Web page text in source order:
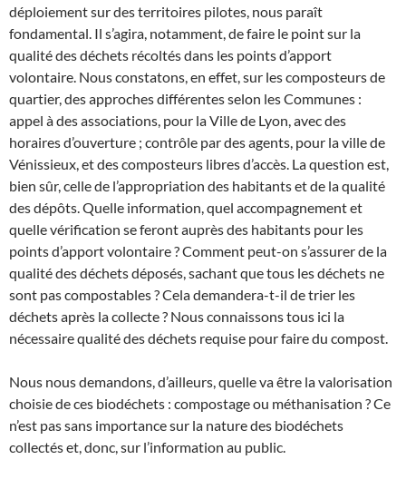
déploiement sur des territoires pilotes, nous paraît
fondamental. Il s’agira, notamment, de faire le point sur la
qualité des déchets récoltés dans les points d’apport
volontaire. Nous constatons, en effet, sur les composteurs de
quartier, des approches différentes selon les Communes :
appel à des associations, pour la Ville de Lyon, avec des
horaires d’ouverture ; contrôle par des agents, pour la ville de
Vénissieux, et des composteurs libres d’accès. La question est,
bien sûr, celle de l’appropriation des habitants et de la qualité
des dépôts. Quelle information, quel accompagnement et
quelle vérification se feront auprès des habitants pour les
points d’apport volontaire ? Comment peut-on s’assurer de la
qualité des déchets déposés, sachant que tous les déchets ne
sont pas compostables ? Cela demandera-t-il de trier les
déchets après la collecte ? Nous connaissons tous ici la
nécessaire qualité des déchets requise pour faire du compost.
Nous nous demandons, d’ailleurs, quelle va être la valorisation
choisie de ces biodéchets : compostage ou méthanisation ? Ce
n’est pas sans importance sur la nature des biodéchets
collectés et, donc, sur l’information au public.